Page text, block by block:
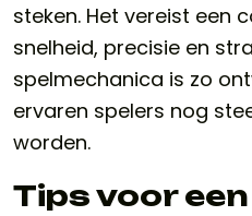
steken. Het vereist een
snelheid, precisie en
spelmechanica is zo
ervaren spelers nog
worden.
Tips voor